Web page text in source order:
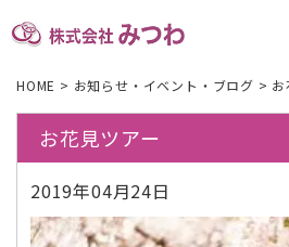
HOME > お知らせ・イベント・ブログ > お
お花見ツアー
2019年04月24日